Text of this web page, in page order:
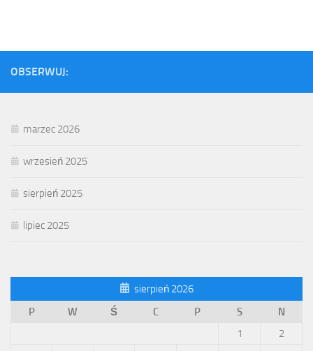
OBSERWUJ:
marzec 2026
wrzesień 2025
sierpień 2025
lipiec 2025
sierpień 2026
P
W Ś C P S
N
1
2